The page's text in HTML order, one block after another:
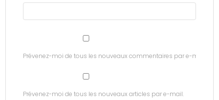
Prévenez-moi de tous les nouveaux commentaires par e-mail.
Prévenez-moi de tous les nouveaux articles par e-mail.